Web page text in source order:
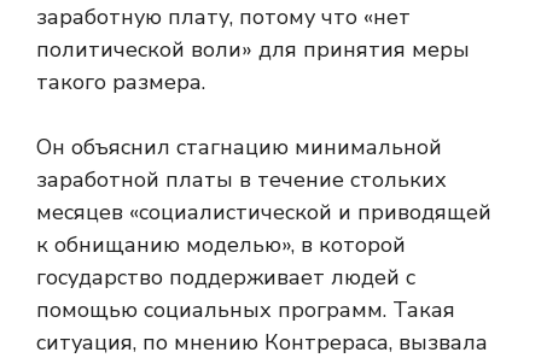
заработную плату, потому что «нет
политической воли» для принятия меры
такого размера.
Он объяснил стагнацию минимальной
заработной платы в течение стольких
месяцев «социалистической и приводящей
к обнищанию моделью», в которой
государство поддерживает людей с
помощью социальных программ. Такая
ситуация, по мнению Контрераса, вызвала